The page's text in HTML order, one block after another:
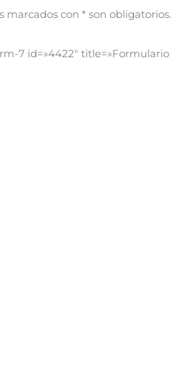
marcados con * son obligatorios.
7 id=»4422″ title=»Formulario